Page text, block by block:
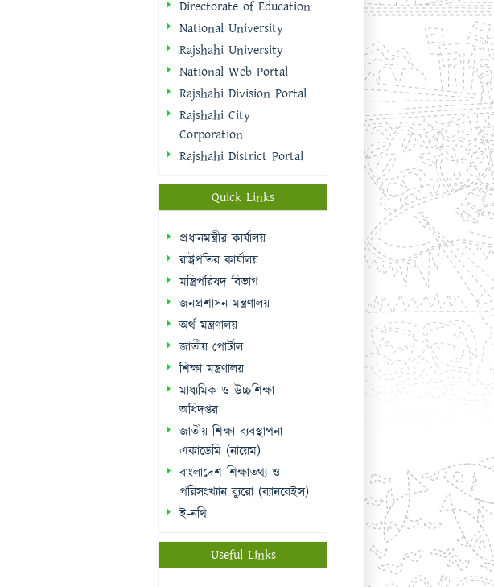
Directorate of Education
National University
Rajshahi University
National Web Portal
Rajshahi Division Portal
Rajshahi City
Corporation
Rajshahi District Portal
Quick Links
প্রধানমন্ত্রীর কার্যালয়
রাষ্ট্রপতির কার্যালয়
মন্ত্রিপরিষদ বিভাগ
জনপ্রশাসন মন্ত্রণালয়
অর্থ মন্ত্রণালয়
জাতীয় পোর্টাল
শিক্ষা মন্ত্রণালয়
মাধ্যমিক ও উচ্চশিক্ষা
অধিদপ্তর
জাতীয় শিক্ষা ব্যবস্থাপনা
একাডেমি (নায়েম)
বাংলাদেশ শিক্ষাতথ্য ও
পরিসংখ্যান ব্যুরো (ব্যানবেইস)
ই-নথি
Useful Links